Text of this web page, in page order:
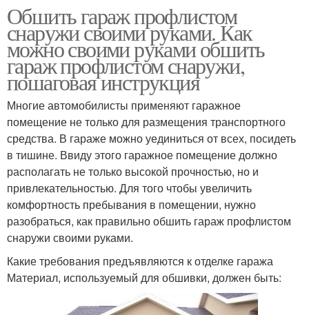
Обшить гараж профлистом
снаружи своими руками. Как
можно своими руками обшить
гараж профлистом снаружи,
пошаговая инструкция
Многие автомобилисты применяют гаражное
помещение не только для размещения транспортного
средства. В гараже можно уединиться от всех, посидеть
в тишине. Ввиду этого гаражное помещение должно
располагать не только высокой прочностью, но и
привлекательностью. Для того чтобы увеличить
комфортность пребывания в помещении, нужно
разобраться, как правильно обшить гараж профлистом
снаружи своими руками.
Какие требования предъявляются к отделке гаража
Материал, используемый для обшивки, должен быть: